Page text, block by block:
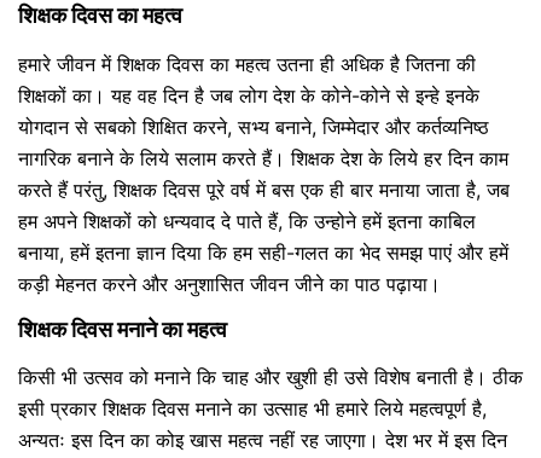
शिक्षक दिवस का महत्व
हमारे जीवन में शिक्षक दिवस का महत्व उतना ही अधिक है जितना की
शिक्षकों का। यह वह दिन है जब लोग देश के कोने-कोने से इन्हे इनके
योगदान से सबको शिक्षित करने, सभ्य बनाने, जिम्मेदार और कर्तव्यनिष्ठ
नागरिक बनाने के लिये सलाम करते हैं। शिक्षक देश के लिये हर दिन काम
करते हैं परंतु, शिक्षक दिवस पूरे वर्ष में बस एक ही बार मनाया जाता है, जब
हम अपने शिक्षकों को धन्यवाद दे पाते हैं, कि उन्होने हमें इतना काबिल
बनाया, हमें इतना ज्ञान दिया कि हम सही-गलत का भेद समझ पाएं और हमें
कड़ी मेहनत करने और अनुशासित जीवन जीने का पाठ पढ़ाया।
शिक्षक दिवस मनाने का महत्व
किसी भी उत्सव को मनाने कि चाह और खुशी ही उसे विशेष बनाती है। ठीक
इसी प्रकार शिक्षक दिवस मनाने का उत्साह भी हमारे लिये महत्वपूर्ण है,
अन्यतः इस दिन का कोइ खास महत्व नहीं रह जाएगा। देश भर में इस दिन